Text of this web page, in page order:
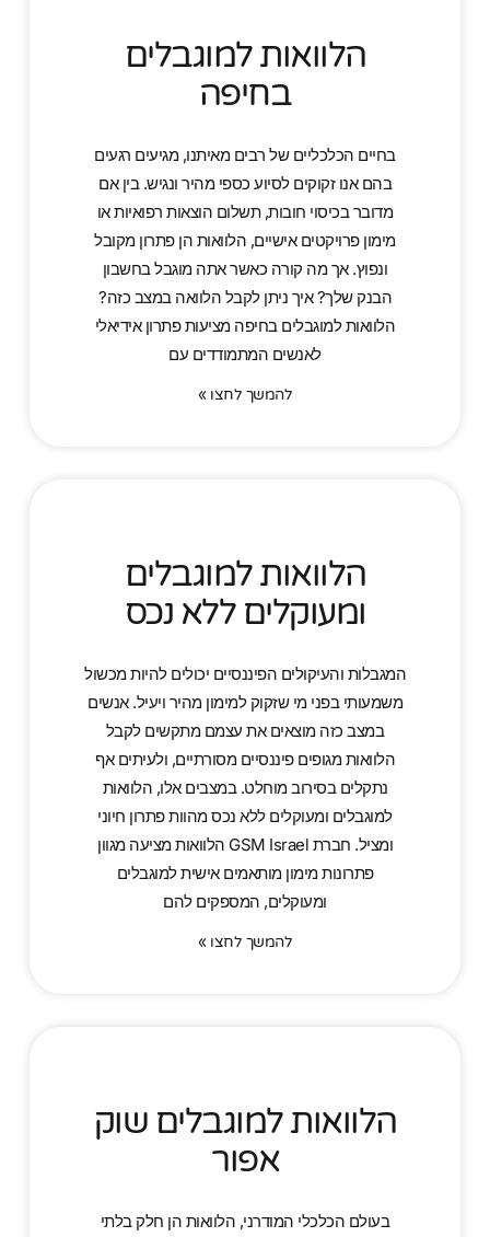
הלוואות למוגבלים
בחיפה
בחיים הכלכליים של רבים מאיתנו, מגיעים רגעים
בהם אנו זקוקים לסיוע כספי מהיר ונגיש. בין אם
מדובר בכיסוי חובות, תשלום הוצאות רפואיות או
מימון פרויקטים אישיים, הלוואות הן פתרון מקובל
ונפוץ. אך מה קורה כאשר אתה מוגבל בחשבון
הבנק שלך? איך ניתן לקבל הלוואה במצב כזה?
הלוואות למוגבלים בחיפה מציעות פתרון אידיאלי
לאנשים המתמודדים עם
להמשך לחצו »
הלוואות למוגבלים
ומעוקלים ללא נכס
המגבלות והעיקולים הפיננסיים יכולים להיות מכשול
משמעותי בפני מי שזקוק למימון מהיר ויעיל. אנשים
במצב כזה מוצאים את עצמם מתקשים לקבל
הלוואות מגופים פיננסיים מסורתיים, ולעיתים אף
נתקלים בסירוב מוחלט. במצבים אלו, הלוואות
למוגבלים ומעוקלים ללא נכס מהוות פתרון חיוני
ומציל. חברת GSM Israel הלוואות מציעה מגוון
פתרונות מימון מותאמים אישית למוגבלים
ומעוקלים, המספקים להם
להמשך לחצו »
הלוואות למוגבלים שוק
אפור
בעולם הכלכלי המודרני, הלוואות הן חלק בלתי